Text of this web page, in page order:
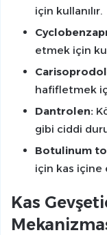
için kullanılır.
etmek için
hafifletmek
Dantrolen:
gibi ciddi
Botulinum
için kas içine
Kas